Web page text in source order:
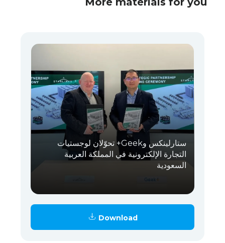
ستارلينكس وGeek+ تحوّلان لوجستيات
التجارة الإلكترونية في المملكة العربية
السعودية
Download